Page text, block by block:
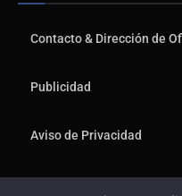
Contacto & Dirección de
Publicidad
Aviso de Privacidad